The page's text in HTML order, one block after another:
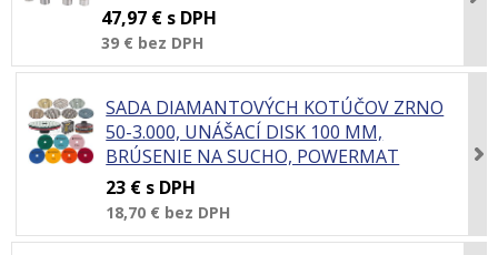
47,97 € s DPH
39 € bez DPH
SADA DIAMANTOVÝCH KOTÚČOV ZRNO
50-3.000, UNÁŠACÍ DISK 100 MM,
BRÚSENIE NA SUCHO, POWERMAT
23 € s DPH
18,70 € bez DPH